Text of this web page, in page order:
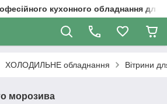
кухонного обладнання
ХОЛОДИЛЬНЕ обладнання Вітрини
морозива